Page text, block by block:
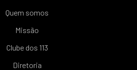
Quem somos
Missão
Clube dos 113
Diretoria